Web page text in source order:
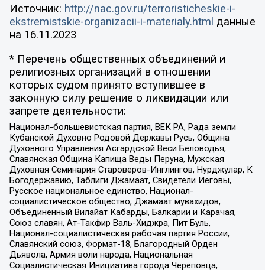
Источник: http://nac.gov.ru/terroristicheskie-i-
ekstremistskie-organizacii-i-materialy.html данные
на 16.11.2023
* Перечень общественных объединений и
религиозных организаций в отношении
которых судом принято вступившее в
законную силу решение о ликвидации или
запрете деятельности:
Национал-большевистская партия, ВЕК РА, Рада земли
Кубанской Духовно Родовой Державы Русь, Община
Духовного Управления Асгардской Веси Беловодья,
Славянская Община Капища Веды Перуна, Мужская
Духовная Семинария Староверов-Инглингов, Нурджулар, К
Богодержавию, Таблиги Джамаат, Свидетели Иеговы,
Русское национальное единство, Национал-
социалистическое общество, Джамаат мувахидов,
Объединенный Вилайат Кабарды, Балкарии и Карачая,
Союз славян, Ат-Такфир Валь-Хиджра, Пит Буль,
Национал-социалистическая рабочая партия России,
Славянский союз, Формат-18, Благородный Орден
Дьявола, Армия воли народа, Национальная
Социалистическая Инициатива города Череповца,